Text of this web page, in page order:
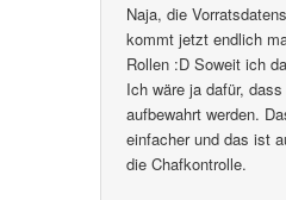
Naja, die
kommt jetzt endlich
Rollen :D Soweit ich
Ich wäre ja dafür,
aufbewahrt werden.
einfacher und das ist
die Chafkontrolle.